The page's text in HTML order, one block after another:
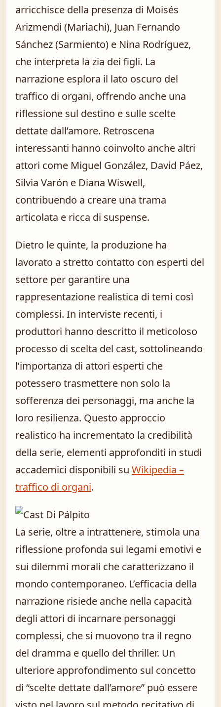
arricchisce della presenza di Moisés
Arizmendi (Mariachi), Juan Fernando
Sánchez (Sarmiento) e Nina Rodríguez,
che interpreta la zia dei figli. La
narrazione esplora il lato oscuro del
traffico di organi, offrendo anche una
riflessione sul destino e sulle scelte
dettate dall’amore. Retroscena
interessanti hanno coinvolto anche altri
attori come Miguel González, David Páez,
Silvia Varón e Diana Wiswell,
contribuendo a creare una trama
articolata e ricca di suspense.
Dietro le quinte, la produzione ha
lavorato a stretto contatto con esperti del
settore per garantire una
rappresentazione realistica di temi così
complessi. In interviste recenti, i
produttori hanno descritto il meticoloso
processo di scelta del cast, sottolineando
l’importanza di attori esperti che
potessero trasmettere non solo la
sofferenza dei personaggi, ma anche la
loro resilienza. Questo approccio
realistico ha incrementato la credibilità
della serie, elementi approfonditi in studi
accademici disponibili su Wikipedia –
traffico di organi.
La serie, oltre a intrattenere, stimola una
riflessione profonda sui legami emotivi e
sui dilemmi morali che caratterizzano il
mondo contemporaneo. L’efficacia della
narrazione risiede anche nella capacità
degli attori di incarnare personaggi
complessi, che si muovono tra il regno
del dramma e quello del thriller. Un
ulteriore approfondimento sul concetto
di “scelte dettate dall’amore” può essere